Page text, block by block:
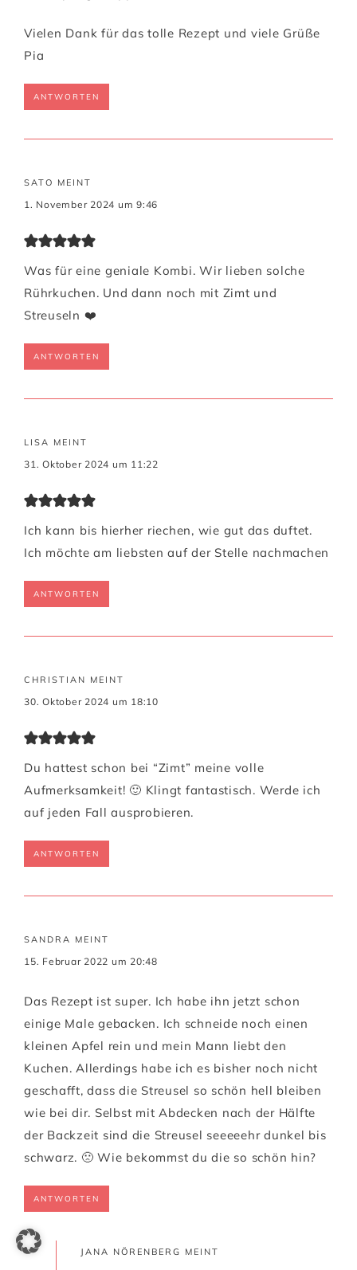
Vielen Dank für das tolle Rezept und viele Grüße
Pia
ANTWORTEN
SATO MEINT
1. November 2024 um 9:46
Was für eine geniale Kombi. Wir lieben solche
Rührkuchen. Und dann noch mit Zimt und
Streuseln ❤️
ANTWORTEN
LISA MEINT
31. Oktober 2024 um 11:22
Ich kann bis hierher riechen, wie gut das duftet.
Ich möchte am liebsten auf der Stelle nachmachen
ANTWORTEN
CHRISTIAN MEINT
30. Oktober 2024 um 18:10
Du hattest schon bei “Zimt” meine volle
Aufmerksamkeit! 🙂 Klingt fantastisch. Werde ich
auf jeden Fall ausprobieren.
ANTWORTEN
SANDRA MEINT
15. Februar 2022 um 20:48
Das Rezept ist super. Ich habe ihn jetzt schon
einige Male gebacken. Ich schneide noch einen
kleinen Apfel rein und mein Mann liebt den
Kuchen. Allerdings habe ich es bisher noch nicht
geschafft, dass die Streusel so schön hell bleiben
wie bei dir. Selbst mit Abdecken nach der Hälfte
der Backzeit sind die Streusel seeeeehr dunkel bis
schwarz. 🙁 Wie bekommst du die so schön hin?
ANTWORTEN
JANA NÖRENBERG MEINT